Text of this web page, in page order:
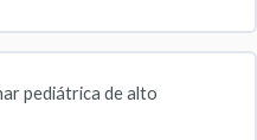
pediátrica de alto